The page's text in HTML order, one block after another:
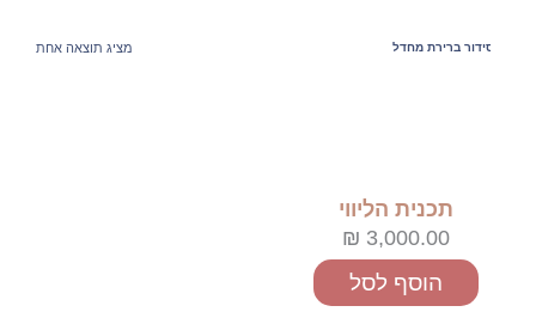
מציג תוצאה אחת
תכנית הליווי
3,000.00
₪
הוסף לסל